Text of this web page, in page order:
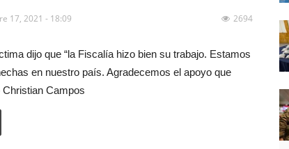
17, 2021 - 18:09 2694
dijo que “la Fiscalía hizo bien su trabajo. Estamos
en nuestro país. Agradecemos el apoyo que
Christian Campos